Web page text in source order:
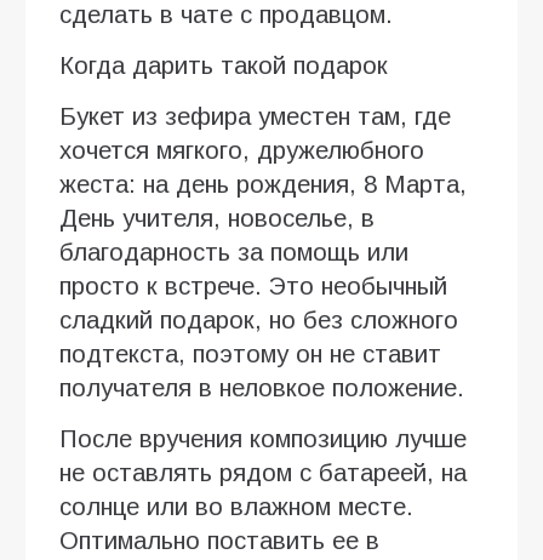
сделать в чате с продавцом.
Когда дарить такой подарок
Букет из зефира уместен там, где
хочется мягкого, дружелюбного
жеста: на день рождения, 8 Марта,
День учителя, новоселье, в
благодарность за помощь или
просто к встрече. Это необычный
сладкий подарок, но без сложного
подтекста, поэтому он не ставит
получателя в неловкое положение.
После вручения композицию лучше
не оставлять рядом с батареей, на
солнце или во влажном месте.
Оптимально поставить ее в